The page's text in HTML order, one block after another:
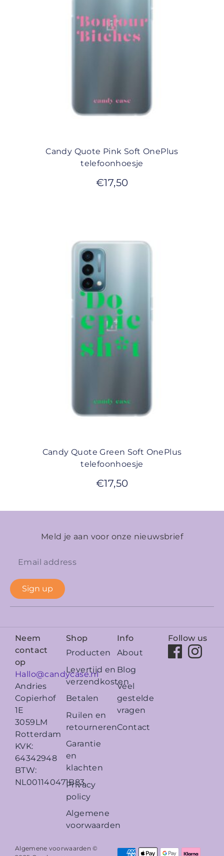
Candy Quote Pink Soft OnePlus
telefoonhoesje
€17,50
Candy Quote Green Soft OnePlus
telefoonhoesje
€17,50
Meld je aan voor onze nieuwsbrief
Sign up
Neem
contact
op
Hallo@candycase.nl
Andries
Copierhof
1E
3059LM
Rotterdam
KVK:
64342948
BTW:
NL001140471B83
Shop
Producten
Levertijd en
verzendkosten
Betalen
Ruilen en
retourneren
Garantie
en
klachten
Privacy
policy
Algemene
voorwaarden
Info
About
Blog
Veel
gestelde
vragen
Contact
Follow us
Algemene voorwaarden ©